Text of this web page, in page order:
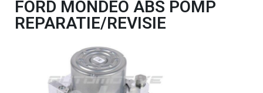
FORD MONDEO ABS POMP
REPARATIE/REVISIE